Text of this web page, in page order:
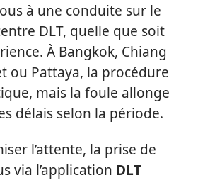
à une conduite sur le
DLT, quelle que soit
À Bangkok, Chiang
ou Pattaya, la procédure
mais la foule allonge
délais selon la période.
l’attente, la prise de
via l’application DLT